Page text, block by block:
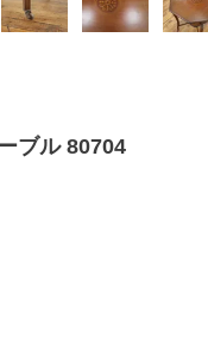
ブル 80704